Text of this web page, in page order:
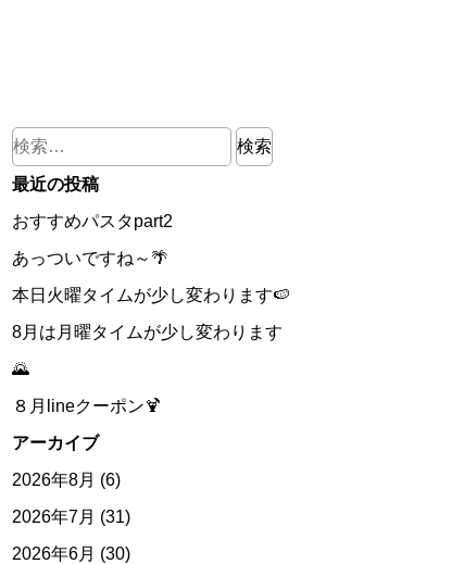
検
索:
最近の投稿
おすすめパスタpart2
あっついですね～🌴
本日火曜タイムが少し変わります🍉
8月は月曜タイムが少し変わります
🌄
８月lineクーポン🍹
アーカイブ
2026年8月 (6)
2026年7月 (31)
2026年6月 (30)